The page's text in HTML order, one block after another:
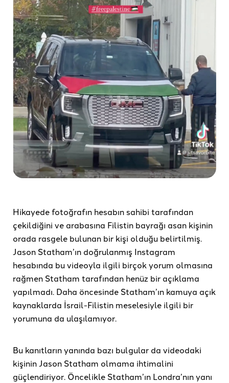
Hikayede fotoğrafın hesabın sahibi tarafından
çekildiğini ve arabasına Filistin bayrağı asan kişinin
orada rasgele bulunan bir kişi olduğu belirtilmiş.
Jason Statham’ın doğrulanmış Instagram
hesabında bu videoyla ilgili birçok yorum olmasına
rağmen Statham tarafından henüz bir açıklama
yapılmadı. Daha öncesinde Statham’ın kamuya açık
kaynaklarda İsrail-Filistin meselesiyle ilgili bir
yorumuna da ulaşılamıyor.
Bu kanıtların yanında bazı bulgular da videodaki
kişinin Jason Statham olmama ihtimalini
güçlendiriyor. Öncelikle Statham’ın Londra’nın yanı